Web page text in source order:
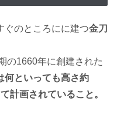
ぐのところにに建つ金刀
の1660年に創建された
何といっても高さ約
計画されていること。